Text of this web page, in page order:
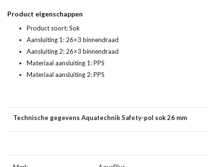
Product eigenschappen
Product soort: Sok
Aansluiting 1: 26×3 binnendraad
Aansluiting 2: 26×3 binnendraad
Materiaal aansluiting 1: PPS
Materiaal aansluiting 2: PPS
Technische gegevens Aquatechnik Safety-pol sok 26 mm